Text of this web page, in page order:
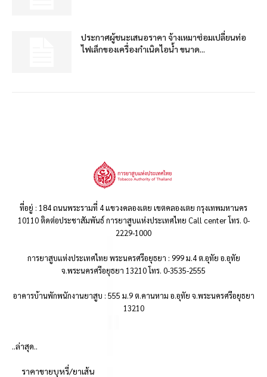
ประกาศผู้ชนะเสนอราคา จ้างเหมาซ่อมเปลี่ยนท่อ
ไฟเล็กของเครื่องกำเนิดไอน้ำ ขนาด...
ที่อยู่ : 184 ถนนพระรามที่ 4 แขวงคลองเตย เขตคลองเตย กรุงเทพมหานคร
10110 ติดต่อประชาสัมพันธ์ การยาสูบแห่งประเทศไทย Call center โทร. 0-
2229-1000
การยาสูบแห่งประเทศไทย พระนครศรีอยุธยา : 999 ม.4 ต.อุทัย อ.อุทัย
จ.พระนครศรีอยุธยา 13210 โทร. 0-3535-2555
อาคารบ้านพักพนักงานยาสูบ : 555 ม.9 ต.คานหาม อ.อุทัย จ.พระนครศรีอยุธยา
13210
..ล่าสุด..
ราคาขายบุหรี่/ยาเส้น